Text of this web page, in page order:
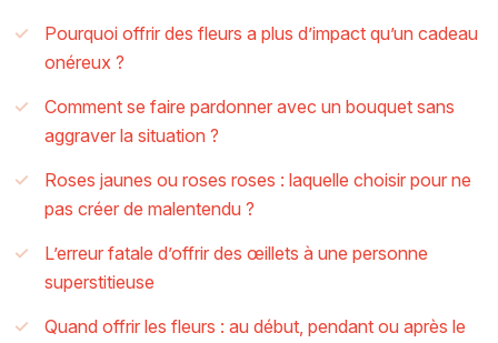
Pourquoi offrir des fleurs a plus d’impact qu’un cadeau
onéreux ?
Comment se faire pardonner avec un bouquet sans
aggraver la situation ?
Roses jaunes ou roses roses : laquelle choisir pour ne
pas créer de malentendu ?
L’erreur fatale d’offrir des œillets à une personne
superstitieuse
Quand offrir les fleurs : au début, pendant ou après le